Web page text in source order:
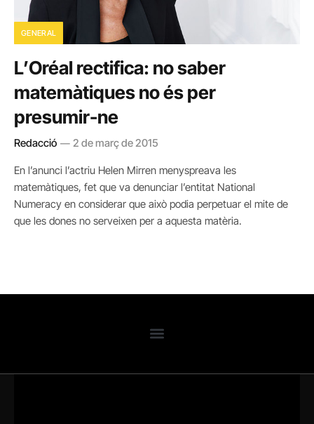
GENERAL
L’Oréal rectifica: no saber
matemàtiques no és per
presumir-ne
Redacció 2 de març de 2015
En l’anunci l’actriu Helen Mirren menyspreava les
matemàtiques, fet que va denunciar l’entitat National
Numeracy en considerar que això podia perpetuar el mite de
que les dones no serveixen per a aquesta matèria.